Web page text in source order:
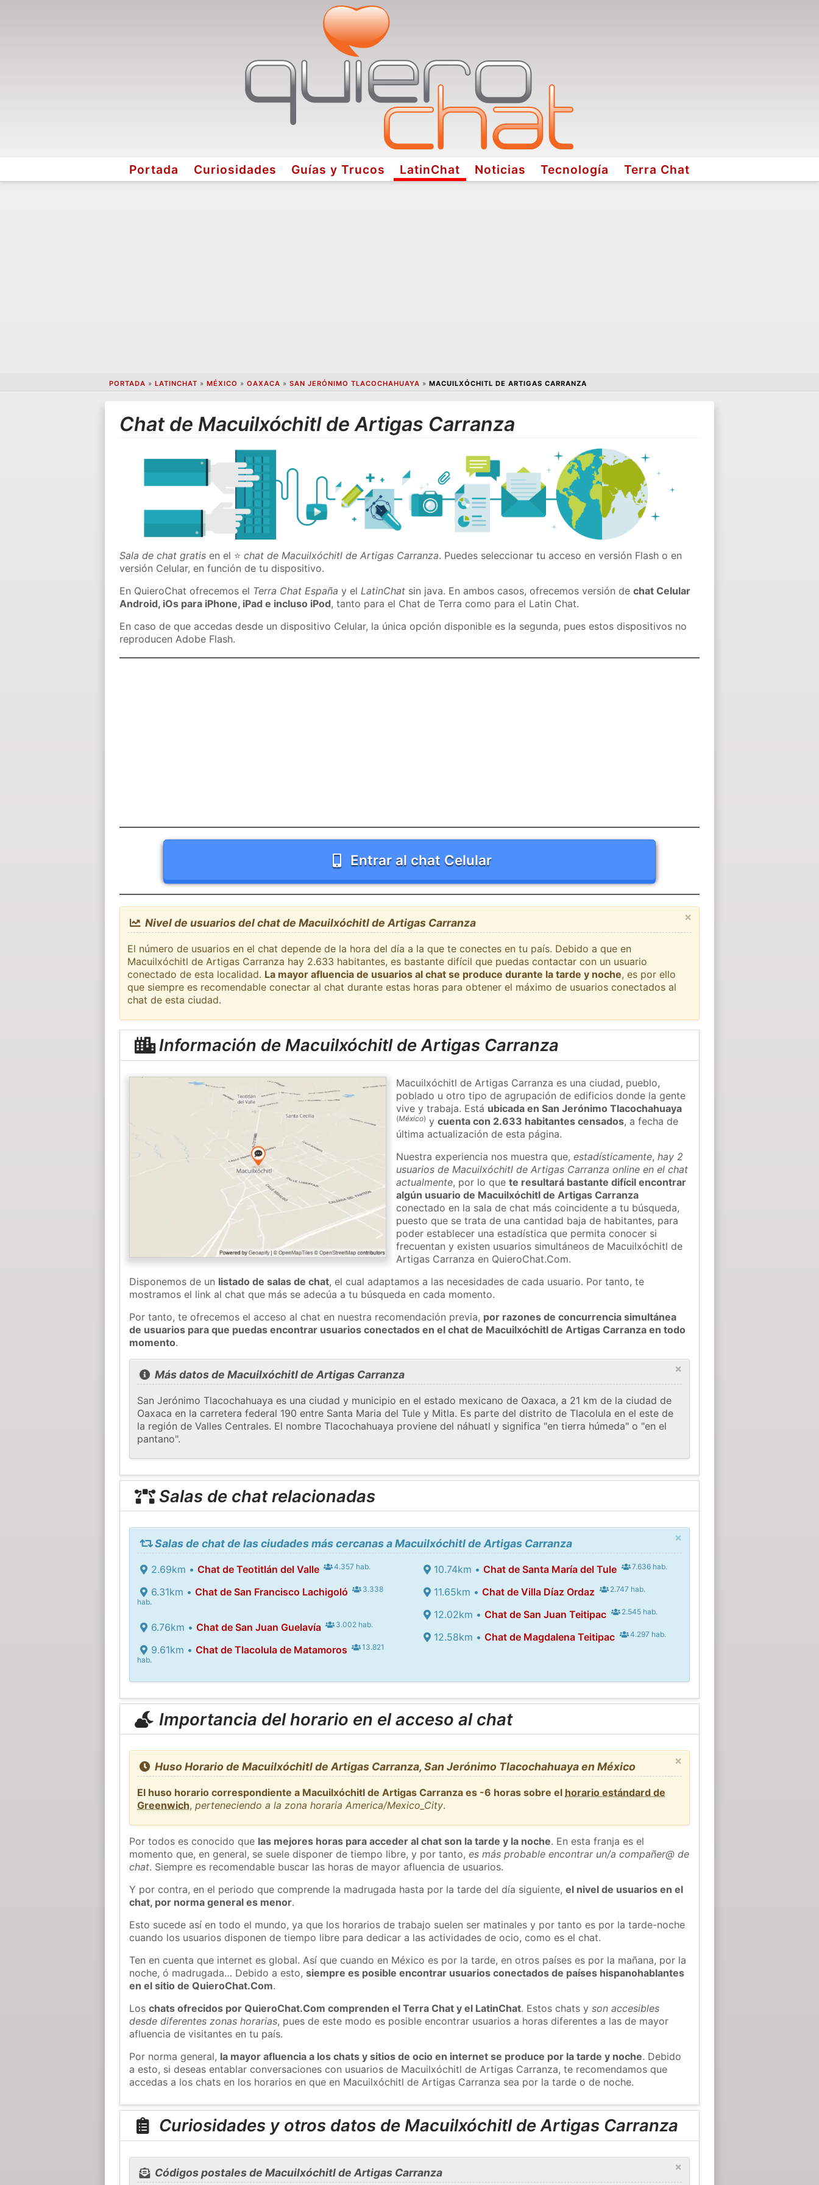
Portada Curiosidades Guías y Trucos LatinChat Noticias Tecnología Terra Chat
PORTADA » LATINCHAT » MÉXICO » OAXACA » SAN JERÓNIMO TLACOCHAHUAYA » MACUILXÓCHITL DE ARTIGAS CARRANZA
Chat de Macuilxóchitl de Artigas Carranza
Sala de chat gratis en el ⭐chat de Macuilxóchitl de Artigas Carranza. Puedes seleccionar tu acceso en versión Flash o en
versión Celular, en función de tu dispositivo.
En QuieroChat ofrecemos el Terra Chat España y elLatinChat sin java. En ambos casos, ofrecemos versión dechat Celular
Android, iOs para iPhone, iPad e incluso iPod, tanto para el Chat de Terra como para el Latin Chat.
En caso de que accedas desde un dispositivo Celular, la única opción disponible es la segunda, pues estos dispositivos no
reproducen Adobe Flash.
Entrar al chat Celular
×
Nivel de usuarios del chat de Macuilxóchitl de Artigas Carranza
El número de usuarios en el chat depende de la hora del día a la que te conectes en tu país. Debido a que en
Macuilxóchitl de Artigas Carranza hay 2.633 habitantes, es bastante difícil que puedas contactar con un usuario
conectado de esta localidad. La mayor afluencia de usuarios al chat se produce durante la tarde y noche, es por ello
que siempre es recomendable conectar al chat durante estas horas para obtener el máximo de usuarios conectados al
chat de esta ciudad.
Información de Macuilxóchitl de Artigas Carranza
Macuilxóchitl de Artigas Carranza es una ciudad, pueblo,
poblado u otro tipo de agrupación de edificios donde la gente
vive y trabaja. Está ubicada en San Jerónimo Tlacochahuaya
(México) ycuenta con 2.633 habitantes censados, a fecha de
última actualización de esta página.
Nuestra experiencia nos muestra que,estadísticamente,hay 2
usuarios de Macuilxóchitl de Artigas Carranza online en el chat
actualmente, por lo quete resultará bastante difícil encontrar
algún usuario de Macuilxóchitl de Artigas Carranza
conectado en la sala de chat más coincidente a tu búsqueda,
puesto que se trata de una cantidad baja de habitantes, para
poder establecer una estadística que permita conocer si
frecuentan y existen usuarios simultáneos de Macuilxóchitl de
Artigas Carranza en QuieroChat.Com.
Disponemos de un listado de salas de chat, el cual adaptamos a las necesidades de cada usuario. Por tanto, te
mostramos el link al chat que más se adecúa a tu búsqueda en cada momento.
Por tanto, te ofrecemos el acceso al chat en nuestra recomendación previa, por razones de concurrencia simultánea
de usuarios para que puedas encontrar usuarios conectados en el chat de Macuilxóchitl de Artigas Carranza en todo
momento.
×
Más datos de Macuilxóchitl de Artigas Carranza
San Jerónimo Tlacochahuaya es una ciudad y municipio en el estado mexicano de Oaxaca, a 21 km de la ciudad de
Oaxaca en la carretera federal 190 entre Santa Maria del Tule y Mitla. Es parte del distrito de Tlacolula en el este de
la región de Valles Centrales. El nombre Tlacochahuaya proviene del náhuatl y significa "en tierra húmeda" o "en el
pantano".
Salas de chat relacionadas
×
Salas de chat de las ciudades más cercanas a Macuilxóchitl de Artigas Carranza
2.69km • Chat de Teotitlán del Valle 4.357 hab.
6.31km • Chat de San Francisco Lachigoló
3.338
hab.
6.76km • Chat de San Juan Guelavía 3.002 hab.
9.61km • Chat de Tlacolula de Matamoros
13.821
hab.
10.74km •Chat de Santa María del Tule 7.636 hab.
11.65km •Chat de Villa Díaz Ordaz 2.747 hab.
12.02km •Chat de San Juan Teitipac 2.545 hab.
12.58km •Chat de Magdalena Teitipac 4.297 hab.
Importancia del horario en el acceso al chat
×
Huso Horario de Macuilxóchitl de Artigas Carranza, San Jerónimo Tlacochahuaya en México
El huso horario correspondiente a Macuilxóchitl de Artigas Carranza es -6 horas sobre el horario estándard de
Greenwich,perteneciendo a la zona horaria America/Mexico_City.
Por todos es conocido que las mejores horas para acceder al chat son la tarde y la noche. En esta franja es el
momento que, en general, se suele disponer de tiempo libre, y por tanto,es más probable encontrar un/a compañer@ de
chat. Siempre es recomendable buscar las horas de mayor afluencia de usuarios.
Y por contra, en el periodo que comprende la madrugada hasta por la tarde del día siguiente,el nivel de usuarios en el
chat, por norma general es menor.
Esto sucede así en todo el mundo, ya que los horarios de trabajo suelen ser matinales y por tanto es por la tarde-noche
cuando los usuarios disponen de tiempo libre para dedicar a las actividades de ocio, como es el chat.
Ten en cuenta que internet es global. Así que cuando en México es por la tarde, en otros países es por la mañana, por la
noche, ó madrugada… Debido a esto,siempre es posible encontrar usuarios conectados de países hispanohablantes
en el sitio de QuieroChat.Com.
Loschats ofrecidos por QuieroChat.Com comprenden el Terra Chat y el LatinChat. Estos chats yson accesibles
desde diferentes zonas horarias, pues de este modo es posible encontrar usuarios a horas diferentes a las de mayor
afluencia de visitantes en tu país.
Por norma general, la mayor afluencia a los chats y sitios de ocio en internet se produce por la tarde y noche. Debido
a esto, si deseas entablar conversaciones con usuarios de Macuilxóchitl de Artigas Carranza, te recomendamos que
accedas a los chats en los horarios en que en Macuilxóchitl de Artigas Carranza sea por la tarde o de noche.
Curiosidades y otros datos de Macuilxóchitl de Artigas Carranza
×
Códigos postales de Macuilxóchitl de Artigas Carranza